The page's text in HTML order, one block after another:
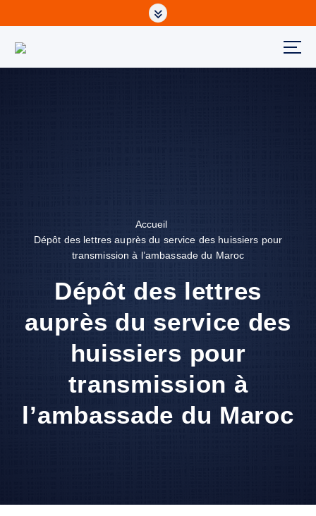
Accueil
Dépôt des lettres auprès du service des huissiers pour
transmission à l’ambassade du Maroc
Dépôt des lettres
auprès du service des
huissiers pour
transmission à
l’ambassade du Maroc